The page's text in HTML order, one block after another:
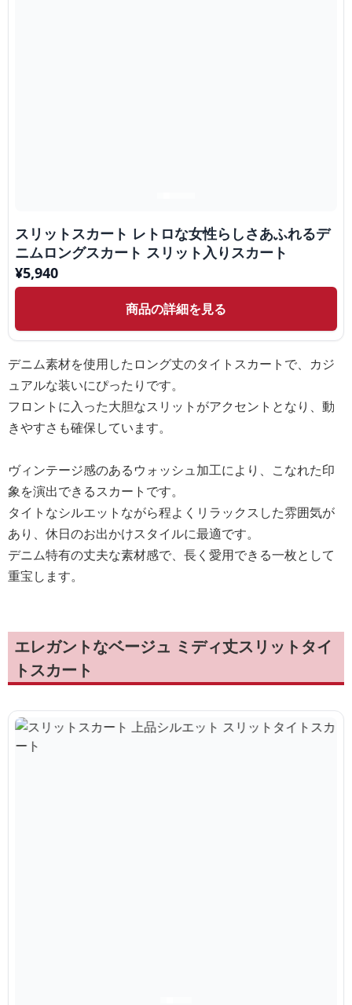
スリットスカート レトロな女性らしさあふれるデ
ニムロングスカート スリット入りスカート
¥5,940
商品の詳細を見る
デニム素材を使用したロング丈のタイトスカートで、カジ
ュアルな装いにぴったりです。
フロントに入った大胆なスリットがアクセントとなり、動
きやすさも確保しています。
ヴィンテージ感のあるウォッシュ加工により、こなれた印
象を演出できるスカートです。
タイトなシルエットながら程よくリラックスした雰囲気が
あり、休日のお出かけスタイルに最適です。
デニム特有の丈夫な素材感で、長く愛用できる一枚として
重宝します。
エレガントなベージュ ミディ丈スリットタイ
トスカート